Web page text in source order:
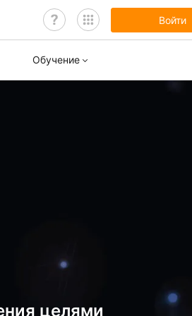
Войти
Обучение
целями